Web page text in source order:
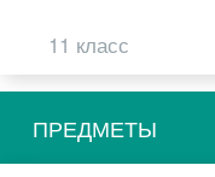
11 класс
ПРЕДМЕТЫ